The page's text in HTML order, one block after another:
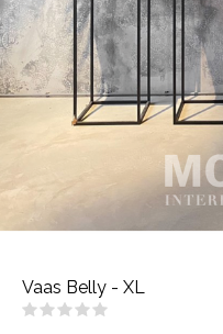
Vaas Belly - XL